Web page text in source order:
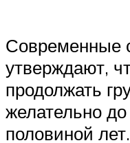
Современные
утверждают,
продолжать
желательно
половиной